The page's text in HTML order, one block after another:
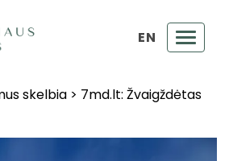
EN
skelbia > 7md.lt: Žvaigždėtas